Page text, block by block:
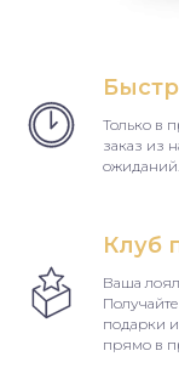
Только в
заказ из
ожиданий.
Клуб
Ваша
подарки
прямо в